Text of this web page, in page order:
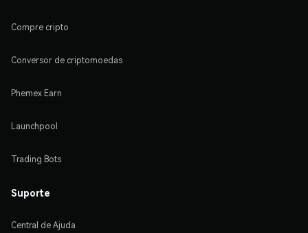
Compre cripto
Conversor de criptomoedas
Phemex Earn
Launchpool
Trading Bots
Suporte
Central de Ajuda